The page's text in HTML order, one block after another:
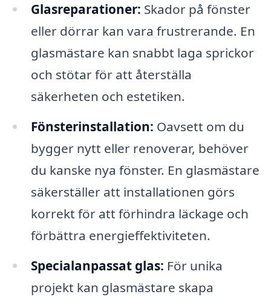
Glasreparationer: Skador på fönster
eller dörrar kan vara frustrerande. En
glasmästare kan snabbt laga sprickor
och stötar för att återställa
säkerheten och estetiken.
Fönsterinstallation: Oavsett om du
bygger nytt eller renoverar, behöver
du kanske nya fönster. En glasmästare
säkerställer att installationen görs
korrekt för att förhindra läckage och
förbättra energieffektiviteten.
Specialanpassat glas: För unika
projekt kan glasmästare skapa